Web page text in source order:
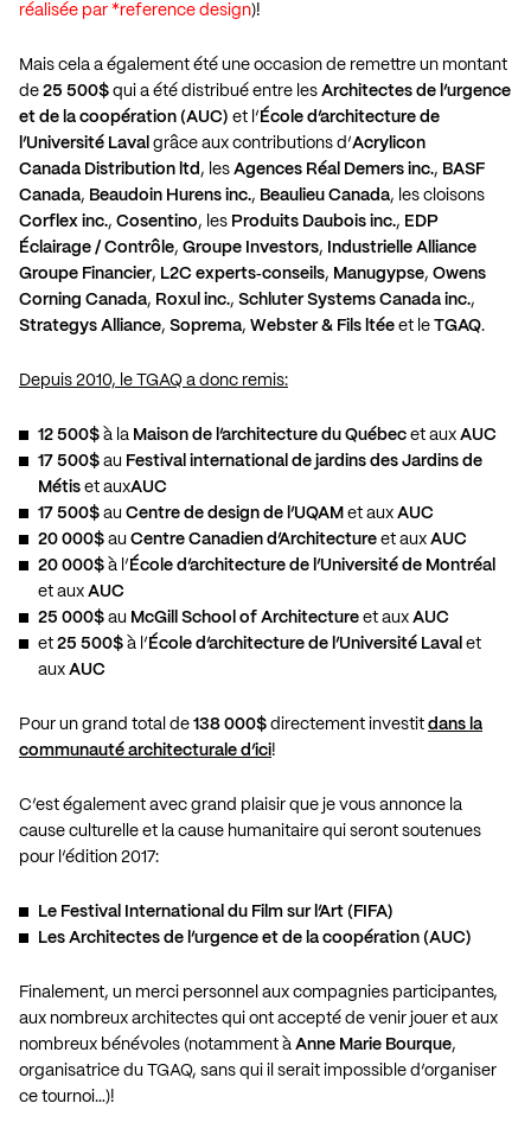
réalisée par *reference design)!
Mais cela a également été une occasion de remettre un montant
de 25 500$ qui a été distribué entre les Architectes de l’urgence
et de la coopération (AUC) et l’ École d’architecture de
l’Université Laval grâce aux contributions d’Acrylicon
Canada Distribution ltd , les Agences Réal Demers inc., BASF
Canada, Beaudoin Hurens inc., Beaulieu Canada, les cloisons
Corflex inc., Cosentino, les Produits Daubois inc., EDP
Éclairage / Contrôle, Groupe Investors, Industrielle Alliance
Groupe Financier, L2C experts‐conseils, Manugypse, Owens
Corning Canada, Roxul inc., Schluter Systems Canada inc.,
Strategys Alliance, Soprema, Webster & Fils ltée et le TGAQ.
Depuis 2010, le TGAQ a donc remis:
12 500$ à la Maison de l’architecture du Québec et aux AUC
17 500$ au Festival international de jardins des Jardins de
Métis et auxAUC
17 500$ au Centre de design de l’UQAM et aux AUC
20 000$ au Centre Canadien d’Architecture et aux AUC
20 000$ à l’ École d’architecture de l’Université de Montréal
et aux AUC
25 000$ au McGill School of Architecture et aux AUC
et 25 500$ à l’ École d’architecture de l’Université Laval et
aux AUC
Pour un grand total de 138 000$ directement investit dans la
communauté architecturale d’ici!
C’est également avec grand plaisir que je vous annonce la
cause culturelle et la cause humanitaire qui seront soutenues
pour l’édition 2017:
Le Festival International du Film sur l’Art (FIFA)
Les Architectes de l’urgence et de la coopération (AUC)
Finalement, un merci personnel aux compagnies participantes,
aux nombreux architectes qui ont accepté de venir jouer et aux
nombreux bénévoles (notamment à Anne Marie Bourque,
organisatrice du TGAQ, sans qui il serait impossible d’organiser
ce tournoi…)!